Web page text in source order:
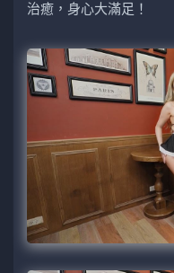
治癒，身心大滿足！